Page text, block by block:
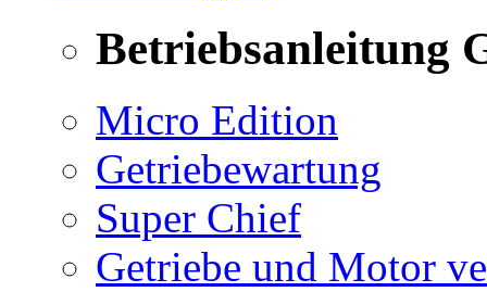
Betriebsanleitung
Micro Edition
Getriebewartung
Super Chief
Getriebe und Motor